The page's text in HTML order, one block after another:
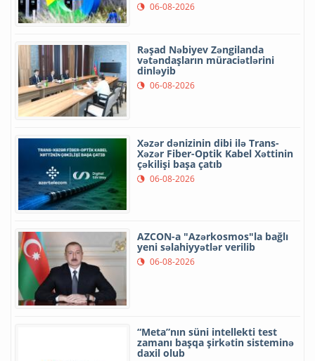
06-08-2026
Rəşad Nəbiyev Zəngilanda
vətəndaşların müraciətlərini
dinləyib
06-08-2026
Xəzər dənizinin dibi ilə Trans-
Xəzər Fiber-Optik Kabel Xəttinin
çəkilişi başa çatıb
06-08-2026
AZCON-a "Azərkosmos"la bağlı
yeni səlahiyyətlər verilib
06-08-2026
“Meta”nın süni intellekti test
zamanı başqa şirkətin sisteminə
daxil olub